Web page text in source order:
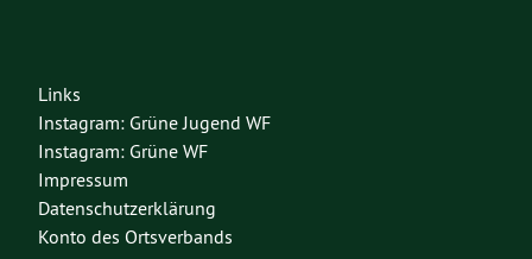
Links
Instagram: Grüne Jugend WF
Instagram: Grüne WF
Impressum
Datenschutzerklärung
Konto des Ortsverbands